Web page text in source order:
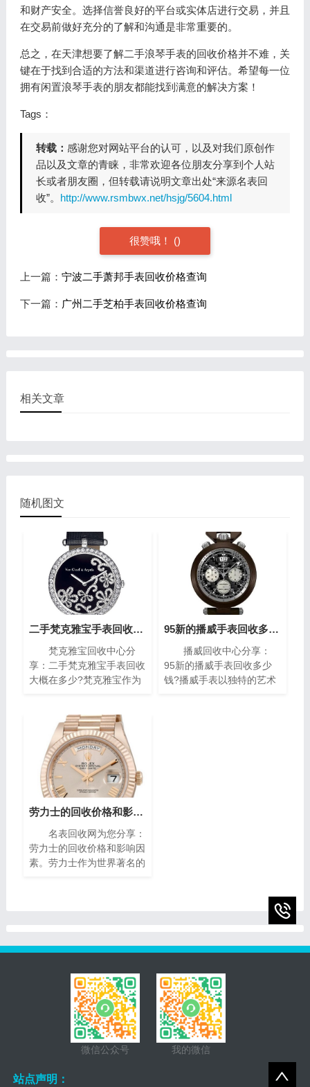
和财产安全。选择信誉良好的平台或实体店进行交易，并且
在交易前做好充分的了解和沟通是非常重要的。
总之，在天津想要了解二手浪琴手表的回收价格并不难，关
键在于找到合适的方法和渠道进行咨询和评估。希望每一位
拥有闲置浪琴手表的朋友都能找到满意的解决方案！
Tags：
转载： 感谢您对网站平台的认可，以及对我们原创作
品以及文章的青睐，非常欢迎各位朋友分享到个人站
长或者朋友圈，但转载请说明文章出处“来源名表回
收”。 http://www.rsmbwx.net/hsjg/5604.html
很赞哦！ ()
上一篇： 宁波二手萧邦手表回收价格查询
下一篇： 广州二手芝柏手表回收价格查询
相关文章
随机图文
二手梵克雅宝手表回收大概在多少?(梵克雅宝高价回收指南)
梵克雅宝回收中心分
享：二手梵克雅宝手表回收
大概在多少?梵克雅宝作为
量而闻名。对于那些拥有一
款梵克雅宝手表的人来说，
了解其回收价格是非常重要
的。本文将为您介绍二手梵
克雅宝手表回收的价格指
南，帮助您获取最高回收
价。
95新的播威手表回收多少钱?(高价回收指南)
播威回收中心分享：
95新的播威手表回收多少
钱?播威手表以独特的艺术
劳力士的回收价格和影响因素(影响劳力士回收价格的因素)
名表回收网为您分享：
劳力士的回收价格和影响因
素。劳力士作为世界著名的
微信公众号 我的微信
站点声明：